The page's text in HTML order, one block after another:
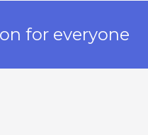
for everyone